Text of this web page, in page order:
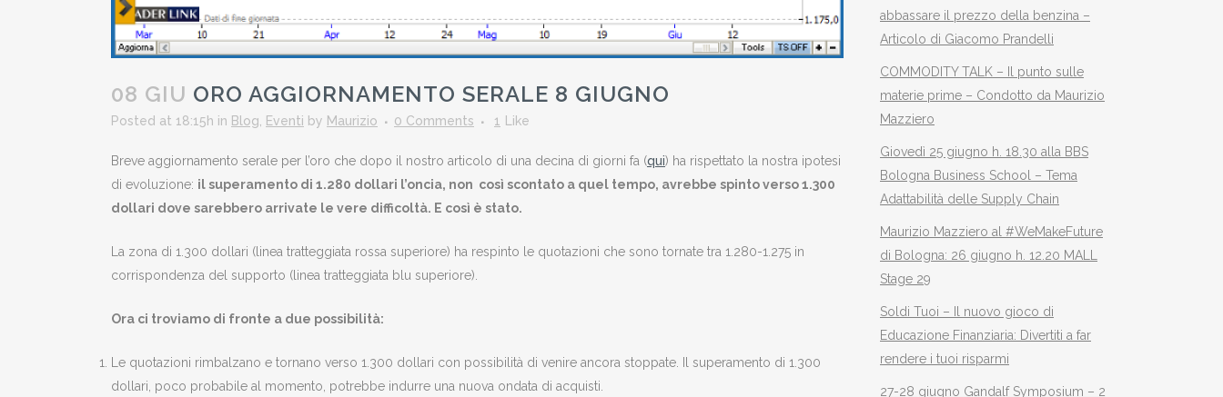
08 GIU ORO AGGIORNAMENTO SERALE 8 GIUGNO
Posted at 18:15h in Blog, Eventi by Maurizio 0 Comments 1 Like
Breve aggiornamento serale per l’oro che dopo il nostro articolo di una decina di giorni fa (qui) ha rispettato la nostra ipotesi
di evoluzione: il superamento di 1.280 dollari l’oncia, non così scontato a quel tempo, avrebbe spinto verso 1.300
dollari dove sarebbero arrivate le vere difficoltà. E così è stato.
La zona di 1.300 dollari (linea tratteggiata rossa superiore) ha respinto le quotazioni che sono tornate tra 1.280-1.275 in
corrispondenza del supporto (linea tratteggiata blu superiore).
Ora ci troviamo di fronte a due possibilità:
Le quotazioni rimbalzano e tornano verso 1.300 dollari con possibilità di venire ancora stoppate. Il superamento di 1.300
dollari, poco probabile al momento, potrebbe indurre una nuova ondata di acquisti.
abbassare il prezzo della benzina –
Articolo di Giacomo Prandelli
COMMODITY TALK – Il punto sulle
materie prime – Condotto da Maurizio
Mazziero
Giovedì 25 giugno h. 18.30 alla BBS
Bologna Business School – Tema
Adattabilità delle Supply Chain
Maurizio Mazziero al #WeMakeFuture
di Bologna: 26 giugno h. 12.20 MALL
Stage 29
Soldi Tuoi – Il nuovo gioco di
Educazione Finanziaria: Divertiti a far
rendere i tuoi risparmi
27-28 giugno Gandalf Symposium – 2